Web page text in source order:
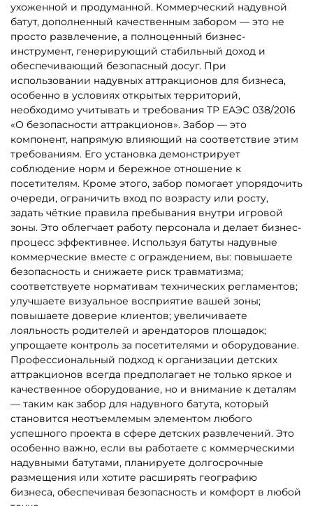
Батуты для бизнеса в
наличии
Каркасные батуты
Надувные батуты для дома
Недорогие батуты для
бизнеса
Батуты-комплексы для
бизнеса
Батуты-горки для бизнеса